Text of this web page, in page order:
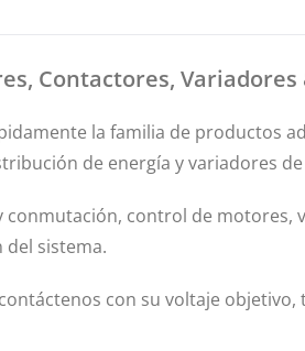
Contactores, Variadores
la familia de productos
de energía y variadores
control de motores,
sistema.
con su voltaje